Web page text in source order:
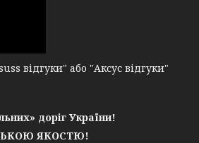
відгуки" або "Аксус відгуки"
доріг України!
ЯКОСТЮ!